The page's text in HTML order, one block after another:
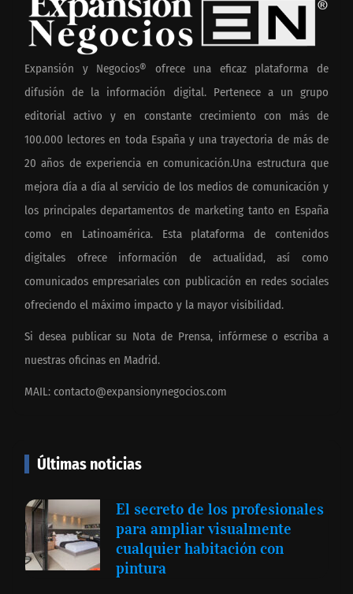
Expansión y Negocios® ofrece una eficaz plataforma de
difusión de la información digital. Pertenece a un grupo
editorial activo y en constante crecimiento con más de
100.000 lectores en toda España y una trayectoria de más de
20 años de experiencia en comunicación.Una estructura que
mejora día a día al servicio de los medios de comunicación y
los principales departamentos de marketing tanto en España
como en Latinoamérica. Esta plataforma de contenidos
digitales ofrece información de actualidad, así como
comunicados empresariales con publicación en redes sociales
ofreciendo el máximo impacto y la mayor visibilidad.
Si desea publicar su Nota de Prensa, infórmese o escriba a
nuestras oficinas en Madrid.
MAIL: contacto@expansionynegocios.com
Últimas noticias
El secreto de los profesionales
para ampliar visualmente
cualquier habitación con
pintura